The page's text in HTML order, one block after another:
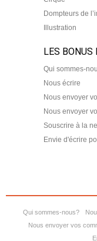
Dompteurs de
Illustration
LES BONUS
Qui sommes-
Nous écrire
Nous envoyer
Nous envoyer
Souscrire à la
Envie d'écrire
Qui sommes-nous?
Nous envoyer vos